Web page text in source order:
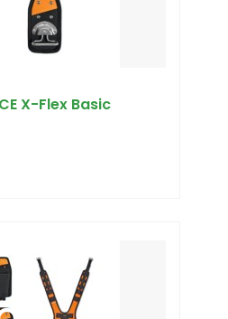
X-Flex Basic